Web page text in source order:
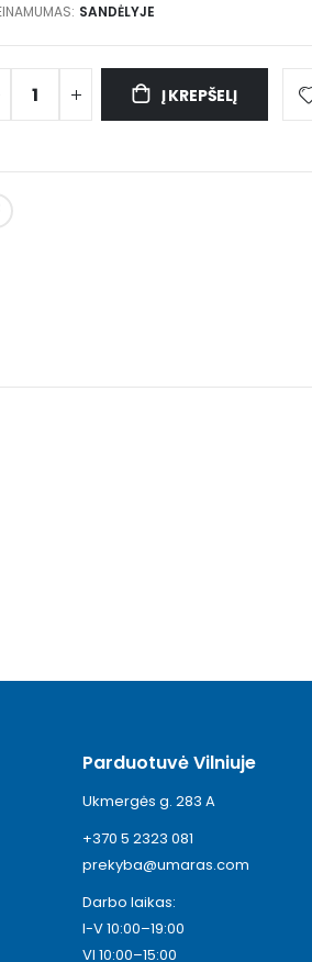
SANDĖLYJE
Į KREPŠELĮ
Parduotuvė Vilniuje
Ukmergės g. 283 A
+370 5 2323 081
prekyba@umaras.com
Darbo laikas:
I-V 10:00–19:00
VI 10:00–15:00